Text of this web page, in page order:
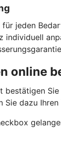
für jeden
individuell
online
bestätigen
Sie dazu